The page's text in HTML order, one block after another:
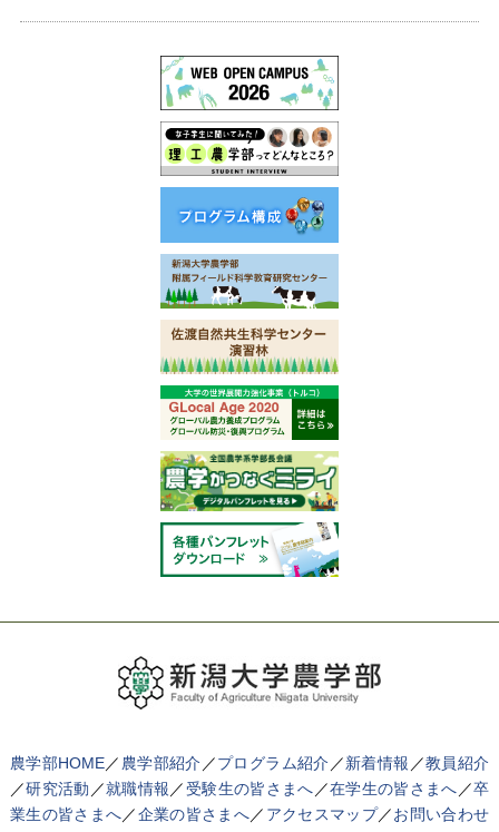
農学部HOME／ 農学部紹介 ／プログラム紹介 ／新着情報 ／教員紹介
／研究活動 ／就職情報 ／受験生の皆さまへ ／在学生の皆さまへ ／卒
業生の皆さまへ／企業の皆さまへ／ アクセスマップ／お問い合わせ